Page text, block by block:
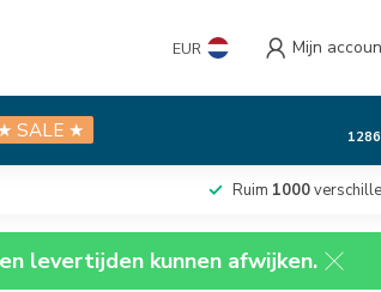
EUR Mijn
SALE ★ 1286
Ruim 1000
levertijden kunnen afwijken.